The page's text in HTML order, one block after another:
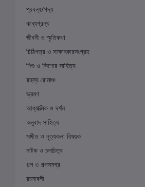
প্রবন্ধ/গদ্য
কাব্যগ্রন্থ
জীবনী ও স্মৃতিকথা
চিঠিপত্র ও সাক্ষাৎকারসংগ্রহ
শিশু ও কিশোর সাহিত্য
রহস্য রোমাঞ্চ
ভ্রমণ
আধ্যাত্মিক ও দর্শন
অনুবাদ সাহিত্য
সঙ্গীত ও নৃত্যকলা বিষয়ক
নাটক ও চলচিত্র
গল্প ও গল্পসমগ্র
রচনাবলী